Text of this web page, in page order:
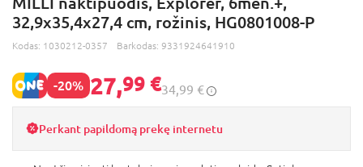
32,9x35,4x27,4 cm, rožinis, HG0801008-P
Kodas: 1030212-0357 Barkodas: 9331924641910
-20% 27,99 €34,99 €
Perkant papildomą prekę internetu